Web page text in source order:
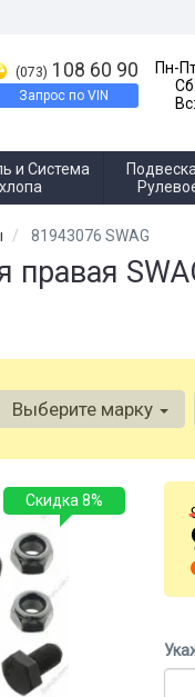
(073) 108 60 90
Запрос по VIN
Пн-
Сб:
Вс:
и Система
81943076 SWAG
Выберите марку
Скидка 8%